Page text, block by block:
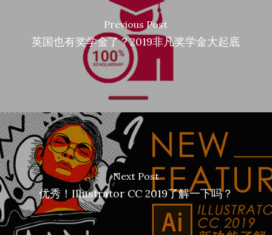
Previous Post
英国也有奖学金了？2019非凡奖学金大起底
Next Post
优秀！Illustrator CC 2019了解一下吗？